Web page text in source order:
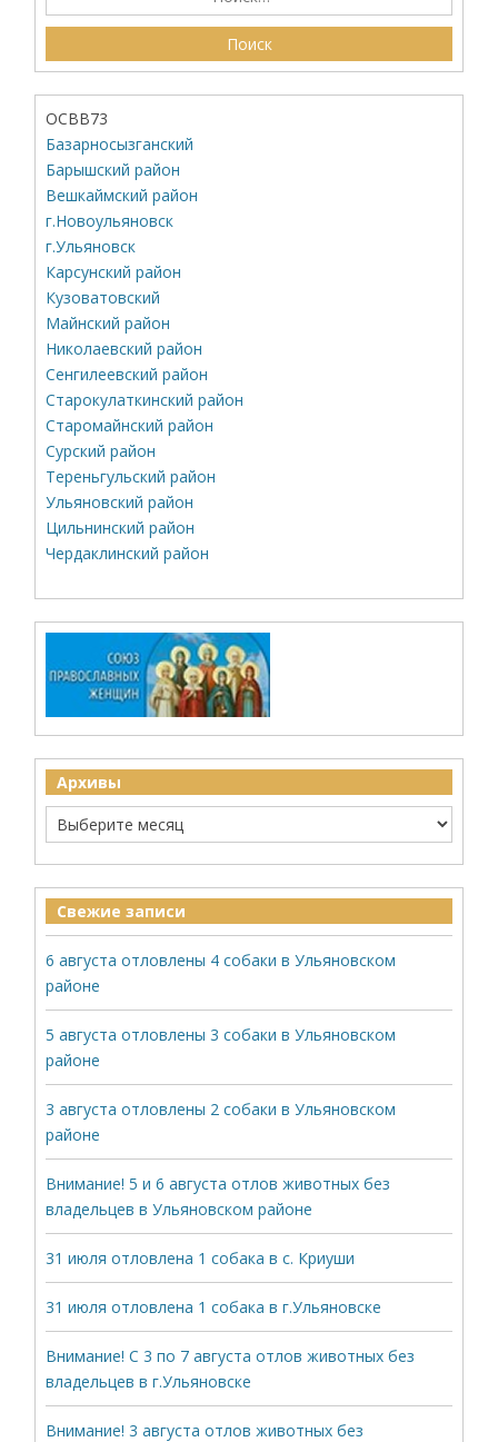
ОСВВ73
Базарносызганский
Барышский район
Вешкаймский район
г.Новоульяновск
г.Ульяновск
Карсунский район
Кузоватовский
Майнский район
Николаевский район
Сенгилеевский район
Старокулаткинский район
Старомайнский район
Сурский район
Тереньгульский район
Ульяновский район
Цильнинский район
Чердаклинский район
Архивы
Свежие записи
6 августа отловлены 4 собаки в Ульяновском
районе
5 августа отловлены 3 собаки в Ульяновском
районе
3 августа отловлены 2 собаки в Ульяновском
районе
Внимание! 5 и 6 августа отлов животных без
владельцев в Ульяновском районе
31 июля отловлена 1 собака в с. Криуши
31 июля отловлена 1 собака в г.Ульяновске
Внимание! С 3 по 7 августа отлов животных без
владельцев в г.Ульяновске
Внимание! 3 августа отлов животных без